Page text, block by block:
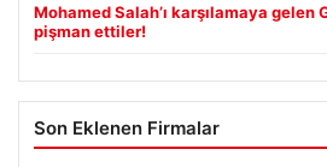
Mohamed Salah’ı karşılamaya gelen
pişman ettiler!
Son Eklenen Firmalar